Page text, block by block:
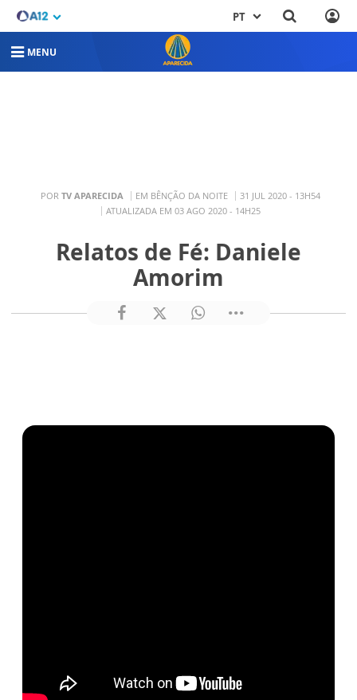
PT
MENU
POR TV APARECIDA EM BÊNÇÃO DA NOITE
31 JUL 2020 - 13H54
ATUALIZADA EM 03 AGO 2020 - 14H25
Relatos de Fé: Daniele
Amorim